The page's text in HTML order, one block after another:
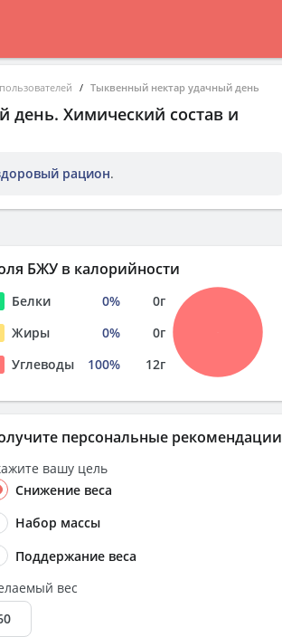
Тыквенный нектар удачный день
день. Химический состав и
рацион.
БЖУ в калорийности
Белки 0% 0г
Жиры
0% 0г
Углеводы
100% 12г
персональные рекомендации
вашу цель
Снижение веса
Набор массы
Поддержание веса
вес